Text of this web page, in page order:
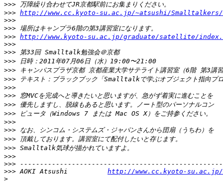
>>>
>>> http://www.cc.kyoto-su.ac.jp/~atsushi/Smalltalkers/
>>>
>>>
>>> http://www.kyoto-su.ac.jp/graduate/satellite/
>>>
>>>
>>>
>>>
>>>
>>>
>>>
>>>
>>>
>>>
>>>
>>>
>>>
>>>
>>>
>>> AOKI Atsushi http://www.cc.kyoto-
>